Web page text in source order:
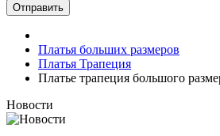
Отправить
Платья больших размеров
Платья Трапеция
Платье трапеция большого
Новости